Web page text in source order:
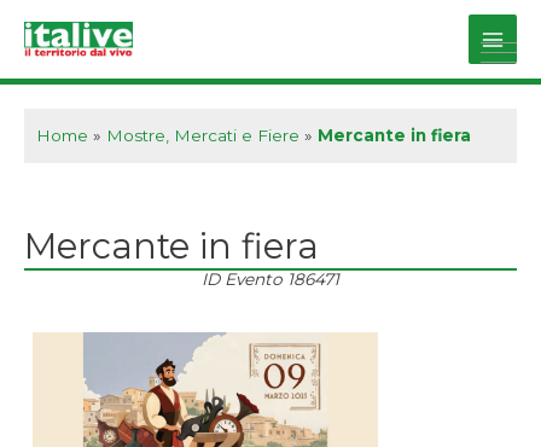
Main
Home » Mostre, Mercati e Fiere » Mercante in fiera
Mercante in fiera
ID Evento 186471